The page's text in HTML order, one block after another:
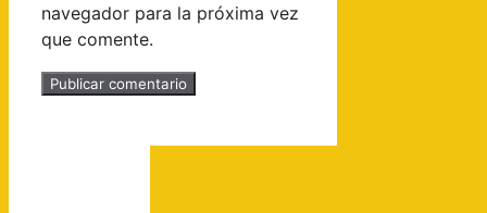
navegador para la próxima vez
que comente.